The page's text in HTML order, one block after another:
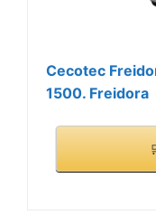
Cecotec
1500. Freidora